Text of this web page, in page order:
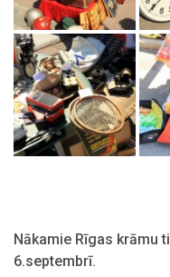
Nākamie Rīgas krāmu
6.septembrī.